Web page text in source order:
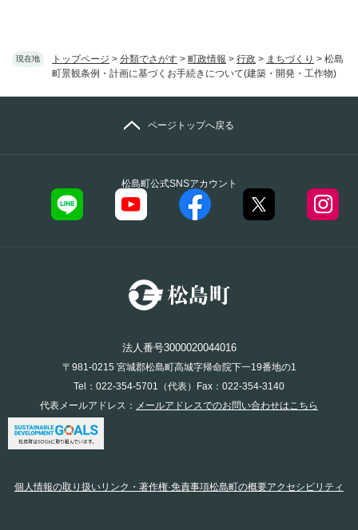
現在地 トップページ > 分類でさがす > 町政情報 > 行政 > まちづくり > 松島
町景観条例・計画に基づくお手続きについて(建築・開発・工作物)
松島町公式SNSアカウント
ページトップへ戻る
法人番号3000020044016
〒981-0215 宮城郡松島町高城字帰命院下一19番地の1
Tel：022-354-5701（代表）Fax：022-354-3140
代表メールアドレス： メールアドレスでのお問い合わせはこちら
個人情報の取り扱いリンク・著作権·免責事項松島町の概要アクセシビリティ